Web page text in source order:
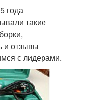
года
такие
и отзывы
с лидерами.